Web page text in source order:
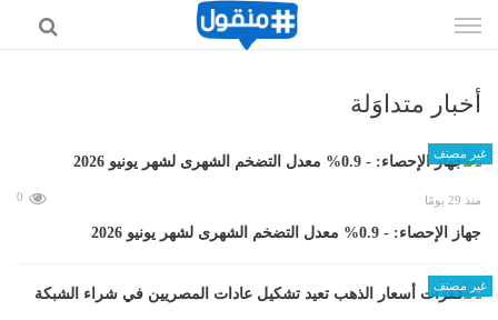
الى
أخبار متداوَلة
غير مصنف
منذ 29 يومًا 0
جهاز الإحصاء: - 0.9% معدل التضخم الشهرى لشهر يونيو 2026
غير مصنف